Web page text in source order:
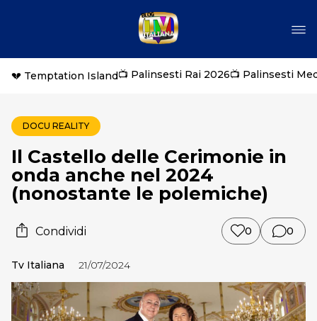
💔 Temptation Island📺 Palinsesti Rai 2026📺 Palinsesti
DOCU REALITY
Il Castello delle Cerimonie in
onda anche nel 2024
(nonostante le polemiche)
Condividi 0 0
Tv Italiana 21/07/2024